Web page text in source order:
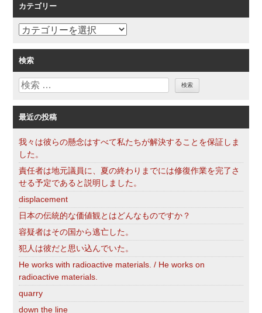
シ
ョ
ン
カテゴリー
カ
ゴ
リ
ー
検索
検
最近の投稿
我々は彼らの懸念はすべて私たちが解決することを保証しま
した。
責任者は地元議員に、夏の終わりまでには修復作業を完了さ
せる予定であると説明しました。
displacement
日本の伝統的な価値観とはどんなものですか？
容疑者はその国から逃亡した。
犯人は彼だと思い込んでいた。
He works with radioactive materials. / He works on
radioactive materials.
quarry
down the line